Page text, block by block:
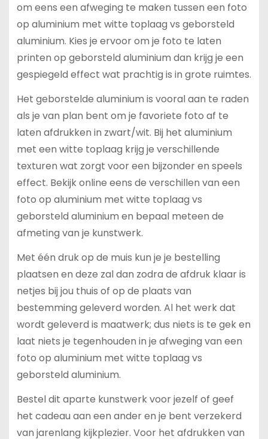
om eens een afweging te maken tussen een foto
op aluminium met witte toplaag vs geborsteld
aluminium. Kies je ervoor om je foto te laten
printen op geborsteld aluminium dan krijg je een
gespiegeld effect wat prachtig is in grote ruimtes.
Het geborstelde aluminium is vooral aan te raden
als je van plan bent om je favoriete foto af te
laten afdrukken in zwart/wit. Bij het aluminium
met een witte toplaag krijg je verschillende
texturen wat zorgt voor een bijzonder en speels
effect. Bekijk online eens de verschillen van een
foto op aluminium met witte toplaag vs
geborsteld aluminium en bepaal meteen de
afmeting van je kunstwerk.
Met één druk op de muis kun je je bestelling
plaatsen en deze zal dan zodra de afdruk klaar is
netjes bij jou thuis of op de plaats van
bestemming geleverd worden. Al het werk dat
wordt geleverd is maatwerk; dus niets is te gek en
laat niets je tegenhouden in je afweging van een
foto op aluminium met witte toplaag vs
geborsteld aluminium.
Bestel dit aparte kunstwerk voor jezelf of geef
het cadeau aan een ander en je bent verzekerd
van jarenlang kijkplezier. Voor het afdrukken van